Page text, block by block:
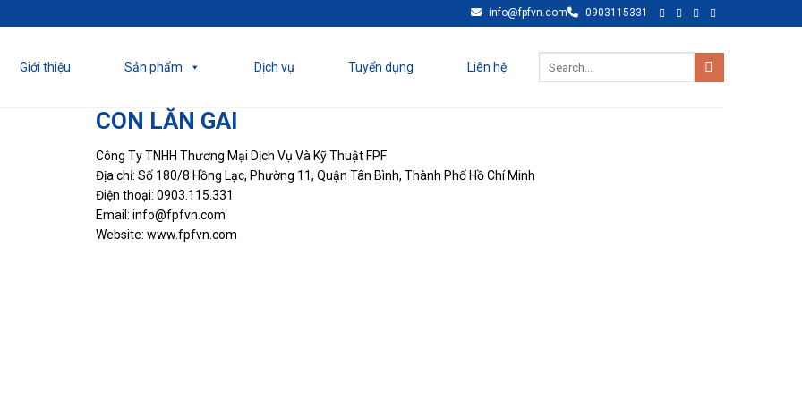
info@fpfvn.com 0903115331
Giới thiệu Sản phẩm Dịch vụ Tuyển dụng Liên hệ
CON LĂN GAI
Công Ty TNHH Thương Mại Dịch Vụ Và Kỹ Thuật FPF
Địa chỉ: Số 180/8 Hồng Lạc, Phường 11, Quận Tân Bình, Thành Phố Hồ Chí Minh
Điện thoại: 0903.115.331
Email: info@fpfvn.com
Website: www.fpfvn.com